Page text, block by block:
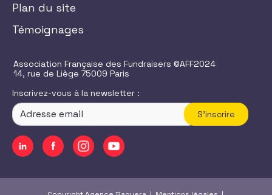
Plan du site
Témoignages
Association Française des Fundraisers ©AFF2024
14, rue de Liège 75009 Paris
Inscrivez-vous à la newsletter :
S'inscrire